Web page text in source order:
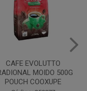
CAFE EVOLUTTO
MOIDO 500G